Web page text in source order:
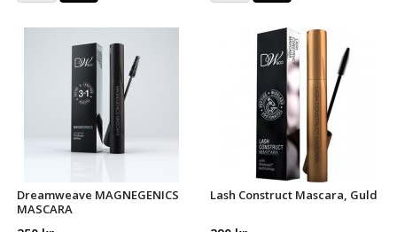
Dreamweave MAGNEGENICS
MASCARA
Lash Construct Mascara, Guld